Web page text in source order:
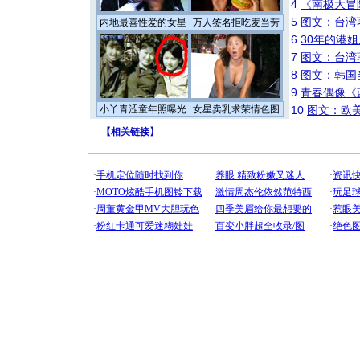
内地最喜性爱的女星 万人签名拒吃麦当劳
小丫青涩童年照曝光 女星卖乳求荣情色图
4
《南极大
5 图文：台
6 30年的港
7 图文：台
8 图文：韩
9 青春偶像《
10 图文：欧
【相关链接】